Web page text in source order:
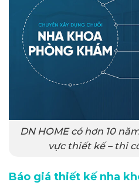
DN HOME có hơn 10
vực thiết kế – thi
Báo giá thiết kế nha